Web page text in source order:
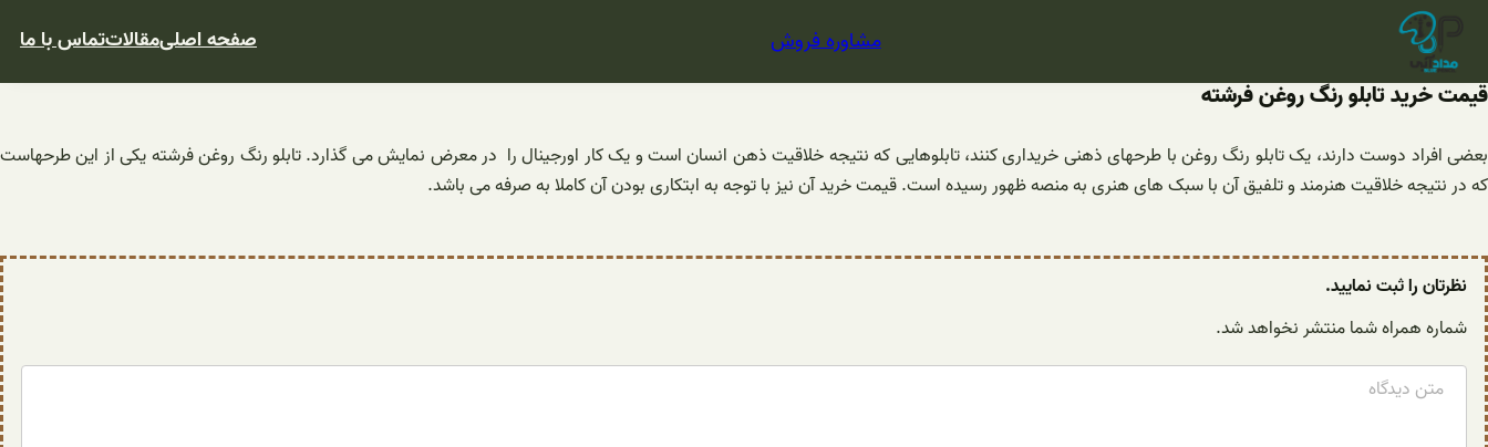
محتوا
مشاوره فروش صفحه اصلیمقالاتتماس با ما
قیمت خرید تابلو رنگ روغن فرشته
بعضی افراد دوست دارند، یک تابلو رنگ روغن با طرحهای ذهنی خریداری کنند، تابلوهایی که نتیجه خلاقیت ذهن انسان است و یک کار اورجینال را در معرض نمایش می گذارد. تابلو رنگ روغن فرشته یکی از این طرحهاست
که در نتیجه خلاقیت هنرمند و تلفیق آن با سبک های هنری به منصه ظهور رسیده است. قیمت خرید آن نیز با توجه به ابتکاری بودن آن کاملا به صرفه می باشد.
نظرتان را ثبت نمایید.
شماره همراه شما منتشر نخواهد شد.